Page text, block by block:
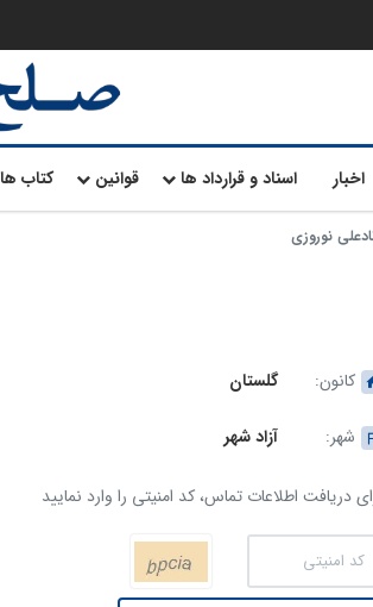
اخبار اسناد و قرارداد ها قوانین کتاب ها
نوروزی
کانون: گلستان
شهر: آزاد شهر
دریافت اطلاعات تماس، کد امنیتی را وارد نمایید